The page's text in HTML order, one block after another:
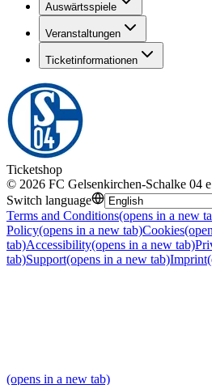
Auswärtsspiele
Veranstaltungen
Ticketinformationen
Ticketshop
© 2026 FC Gelsenkirchen-Schalke 04
Switch language
Terms and Conditions(opens in a new
Policy(opens in a new tab)Cookies
tab)Accessibility(opens in a new tab)
tab)Support(opens in a new tab)Imprint
(opens in a new tab)